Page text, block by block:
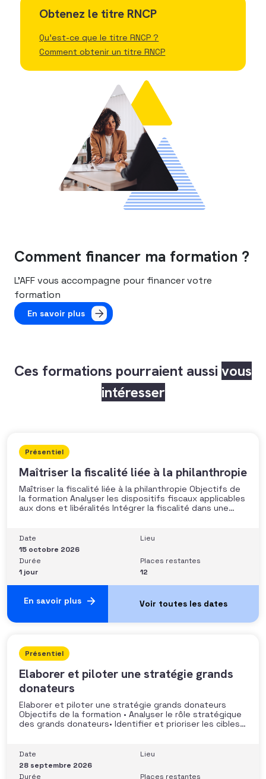
Obtenez le titre RNCP
Qu'est-ce que le titre RNCP ?
Comment obtenir un titre RNCP
Comment financer ma formation ?
L’AFF vous accompagne pour financer votre
formation
En savoir plus
Ces formations pourraient aussi vous
intéresser
Présentiel
Maîtriser la fiscalité liée à la philanthropie
Maîtriser la fiscalité liée à la philanthropie Objectifs de
la formation Analyser les dispositifs fiscaux applicables
aux dons et libéralités Intégrer la fiscalité dans une
situations nécessitant un arbitrage juridique
Compétences et aptitudes Comprendre les régimes
Date
15 octobre 2026
Lieu
Durée
1 jour
Places restantes
12
En savoir plus
Présentiel
Elaborer et piloter une stratégie grands
donateurs
Elaborer et piloter une stratégie grands donateurs
Objectifs de la formation • Analyser le rôle stratégique
des grands donateurs• Identifier et prioriser les cibles à
parties prenantes• Construire un argumentaire
personnalisé et piloter le parcours
Date
28 septembre 2026
Lieu
Durée Places restantes